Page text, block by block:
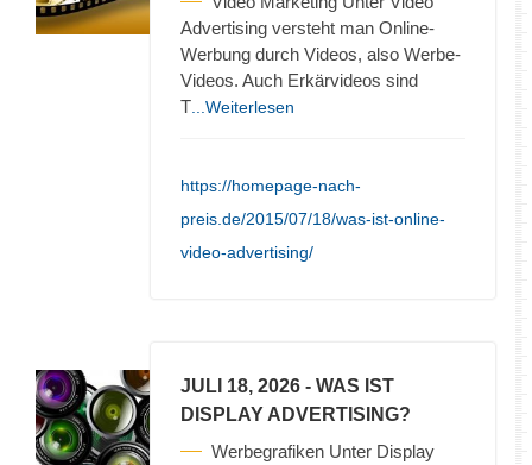
Advertising versteht man Online-
Werbung durch Videos, also Werbe-
Videos. Auch Erkärvideos sind
T ...Weiterlesen
https://homepage-nach-
preis.de/2015/07/18/was-ist-online-
video-advertising/
JULI 18, 2026 - WAS IST
DISPLAY ADVERTISING?
Werbegrafiken Unter Display